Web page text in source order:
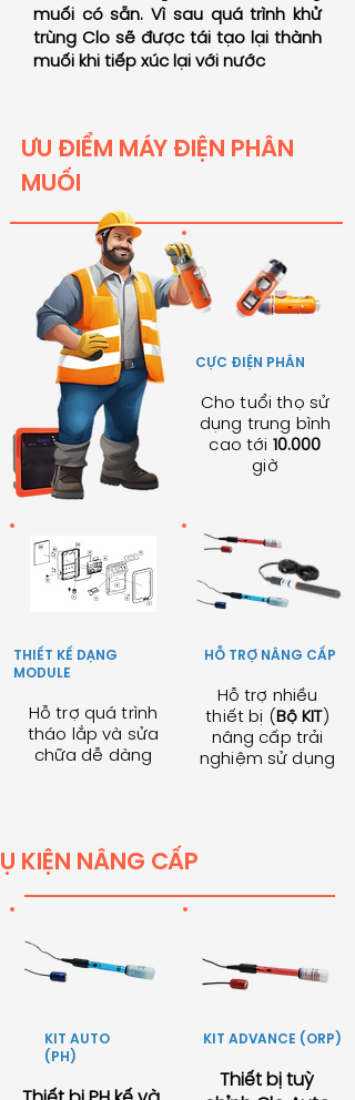
muối có sẵn. Vì sau quá trình khử
trùng Clo sẽ được tái tạo lại thành
muối khi tiếp xúc lại với nước
ƯU ĐIỂM MÁY ĐIỆN PHÂN
MUỐI
CỰC ĐIỆN PHÂN
Cho tuổi thọ sử
dụng trung bình
cao tới 10.000
giờ
THIẾT KẾ DẠNG
MODULE
Hỗ trợ quá trình
tháo lắp và sửa
chữa dễ dàng
HỖ TRỢ NÂNG CẤP
Hỗ trợ nhiều
thiết bị (Bộ KIT)
nâng cấp trải
nghiệm sử dụng
KIỆN NÂNG CẤP
KIT AUTO
(PH)
KIT ADVANCE (ORP)
Thiết bị tuỳ